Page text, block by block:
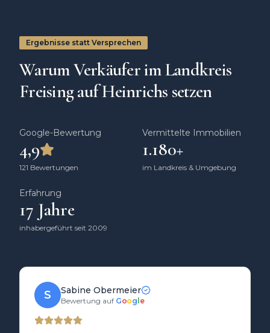
Ergebnisse statt Versprechen
Warum Verkäufer im Landkreis
Freising auf Heinrichs setzen
Google-Bewertung
4,9
121 Bewertungen
Vermittelte Immobilien
1.180+
im Landkreis & Umgebung
Erfahrung
17 Jahre
inhabergeführt seit 2009
S Sabine Obermeier
Bewertung auf Goog e